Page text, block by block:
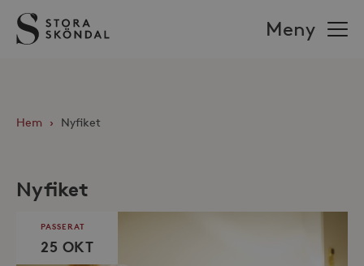
Stora
Sköndal
Meny
Hem › Nyfiket
Nyfiket
PASSERAT
25 OKT